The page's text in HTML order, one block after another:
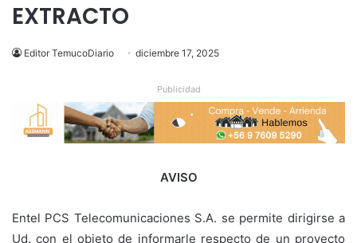
EXTRACTO
Editor TemucoDiario diciembre 17, 2025
Publicidad
AVISO
Entel PCS Telecomunicaciones S.A. se permite dirigirse a
Ud. con el objeto de informarle respecto de un proyecto